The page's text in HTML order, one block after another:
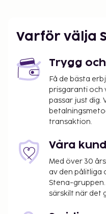
Varför välja
Trygg
Få de bästa
prisgaranti och
passar just dig.
transaktion.
Våra
Med över 30
av den
Stena-
särskilt när det